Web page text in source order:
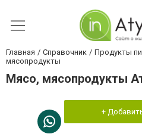
Главная Справочник Продукты
мясопродукты
Мясо, мясопродукты
+